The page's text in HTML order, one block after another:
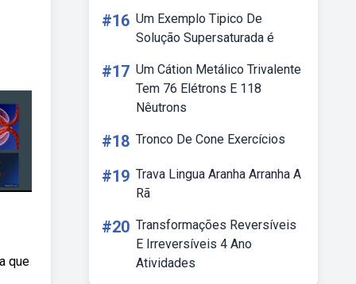
que
#16 Um Exemplo Tipico De
Solução Supersaturada é
#17 Um Cátion Metálico Trivalente
Tem 76 Elétrons E 118
Nêutrons
#18 Tronco De Cone Exercícios
#19 Trava Lingua Aranha Arranha A
Rã
#20 Transformações Reversíveis
E Irreversíveis 4 Ano
Atividades